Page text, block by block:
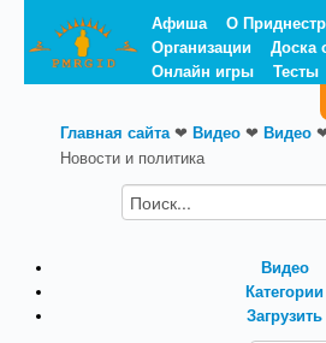
Афиша О
Организации
Доска
Онлайн игры
Тесты
Главная сайта❤ Видео ❤ Видео
Новости и политика
Видео
Категории
Загрузить